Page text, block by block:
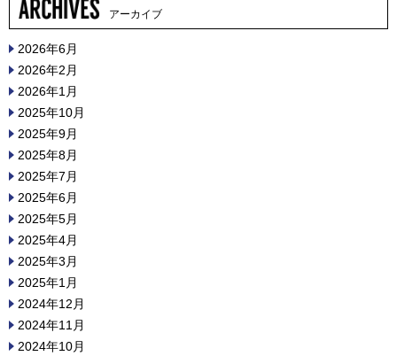
アーカイブ
2026年6月
2026年2月
2026年1月
2025年10月
2025年9月
2025年8月
2025年7月
2025年6月
2025年5月
2025年4月
2025年3月
2025年1月
2024年12月
2024年11月
2024年10月